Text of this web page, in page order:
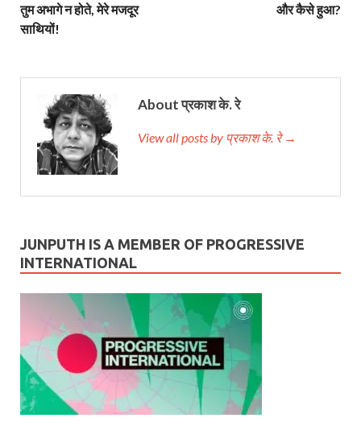
तुम अभागे न होते, मेरे मजदूर
साथियों!
और कैसे हुआ?
About प्रकाश के. रे
View all posts by प्रकाश के. रे →
JUNPUTH IS A MEMBER OF PROGRESSIVE
INTERNATIONAL